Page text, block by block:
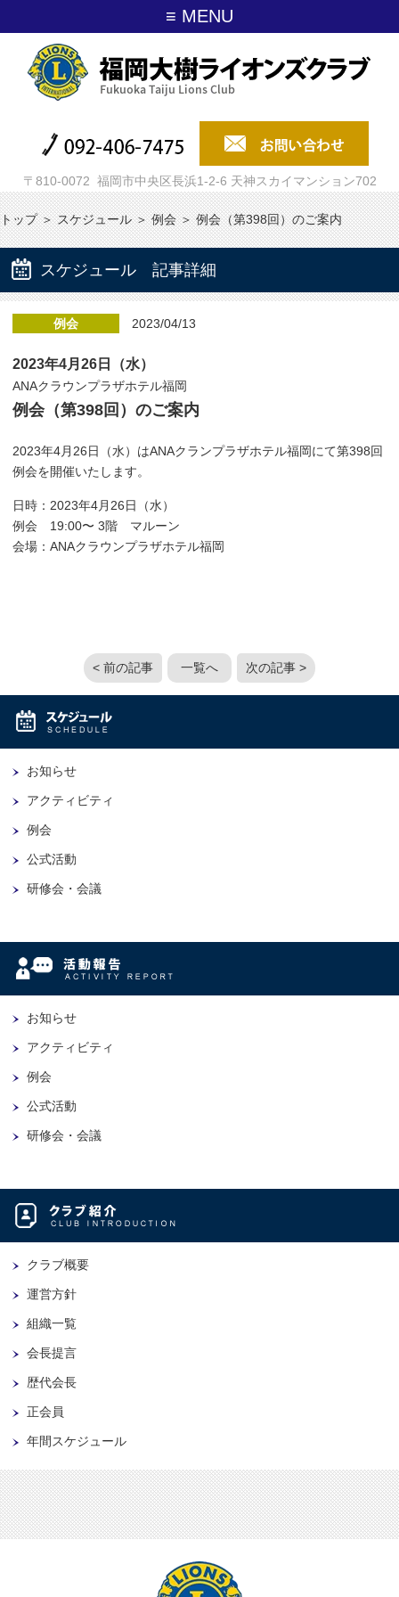
≡ MENU
〒810-0072 福岡市中央区長浜1-2-6 天神スカイマンション702
トップ＞ スケジュール＞ 例会＞ 例会（第398回）のご案内
スケジュール 記事詳細
例会 2023/04/13
2023年4月26日（水）
ANAクラウンプラザホテル福岡
例会（第398回）のご案内
2023年4月26日（水）はANAクランプラザホテル福岡にて第398回
例会を開催いたします。
日時：2023年4月26日（水）
例会 19:00〜 3階 マルーン
会場：ANAクラウンプラザホテル福岡
< 前の記事 一覧へ 次の記事 >
お知らせ
アクティビティ
例会
公式活動
研修会・会議
お知らせ
アクティビティ
例会
公式活動
研修会・会議
クラブ概要
運営方針
組織一覧
会長提言
歴代会長
正会員
年間スケジュール